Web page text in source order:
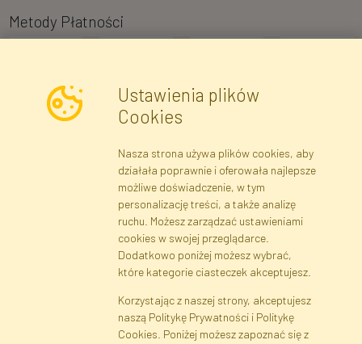
Metody Płatności
Zapisz się
Dane rejestrowe Regulamin
Polityka Prywatności
Pomoc
Mapa serwisu
Cookies Język
Ustawienia plików
Cookies
Nasza strona używa plików cookies, aby
działała poprawnie i oferowała najlepsze
możliwe doświadczenie, w tym
personalizację treści, a także analizę
ruchu. Możesz zarządzać ustawieniami
cookies w swojej przeglądarce.
Dodatkowo poniżej możesz wybrać,
które kategorie ciasteczek akceptujesz.
Korzystając z naszej strony, akceptujesz
naszą Politykę Prywatności i Politykę
Cookies. Poniżej możesz zapoznać się z